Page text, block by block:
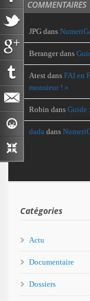
COMMENTAIRES
JPG dans
Berangerdans
Atest dans FAI en
monsieur ! »
Robin dans Guide
dada dans
Catégories
Actu
Documentaire
Dossiers